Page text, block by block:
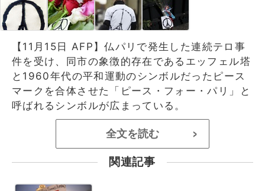
【11月15日 AFP】仏パリで発生した連続テロ事
件を受け、同市の象徴的存在であるエッフェル塔
と1960年代の平和運動のシンボルだったピース
マークを合体させた「ピース・フォー・パリ」と
呼ばれるシンボルが広まっている。
全文を読む >
関連記事